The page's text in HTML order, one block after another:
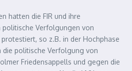
hatten die FIR und ihre
Verfolgungen von
so z.B. in der Hochphase
die politische Verfolgung von
Friedensappells und gegen die